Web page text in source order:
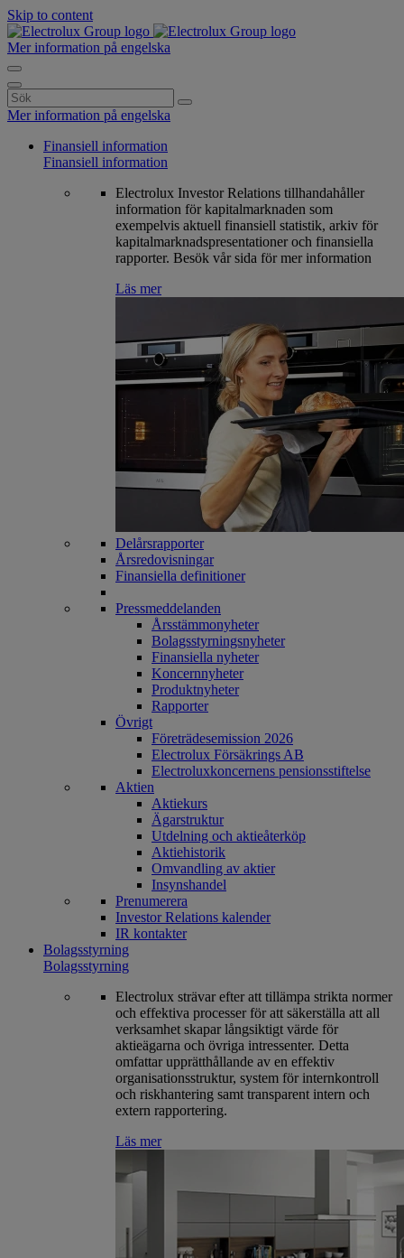
Skip to content
Mer information på engelska
Search
for:
Mer information på engelska
Finansiell information
Finansiell information
Electrolux Investor Relations tillhandahåller
information för kapitalmarknaden som
exempelvis aktuell finansiell statistik, arkiv för
kapitalmarknadspresentationer och finansiella
rapporter. Besök vår sida för mer information
Läs mer
Delårsrapporter
Årsredovisningar
Finansiella definitioner
Pressmeddelanden
Årsstämmonyheter
Bolagsstyrningsnyheter
Finansiella nyheter
Koncernnyheter
Produktnyheter
Rapporter
Övrigt
Företrädesemission 2026
Electrolux Försäkrings AB
Electroluxkoncernens pensionsstiftelse
Aktien
Aktiekurs
Ägarstruktur
Utdelning och aktieåterköp
Aktiehistorik
Omvandling av aktier
Insynshandel
Prenumerera
Investor Relations kalender
IR kontakter
Bolagsstyrning
Bolagsstyrning
Electrolux strävar efter att tillämpa strikta normer
och effektiva processer för att säkerställa att all
verksamhet skapar långsiktigt värde för
aktieägarna och övriga intressenter. Detta
omfattar upprätthållande av en effektiv
organisationsstruktur, system för internkontroll
och riskhantering samt transparent intern och
extern rapportering.
Läs mer